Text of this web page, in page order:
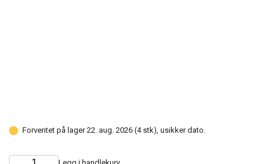
Forventet på lager 22. aug. 2026 (4 stk), usikker dato.